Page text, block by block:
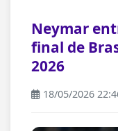
Neymar
final de
2026
18/05/2026